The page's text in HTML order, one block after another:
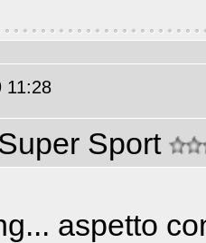
11:28
Sport
aspetto